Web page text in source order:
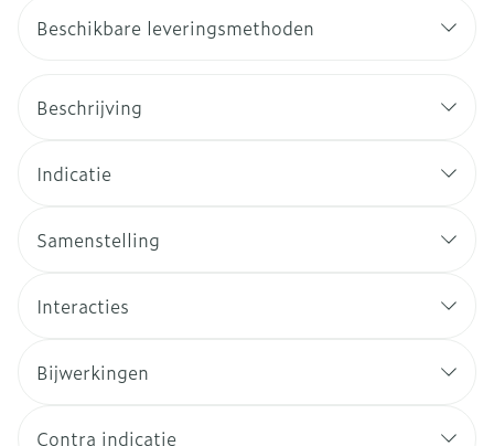
Beschikbare leveringsmethoden
Beschrijving
Indicatie
Samenstelling
Interacties
Bijwerkingen
Contra indicatie